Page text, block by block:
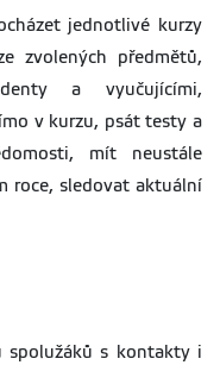
jednotlivé kurzy
zvolených předmětů,
a vyučujícími,
v kurzu, psát testy a
mít neustále
roce, sledovat aktuální
spolužáků s kontakty i